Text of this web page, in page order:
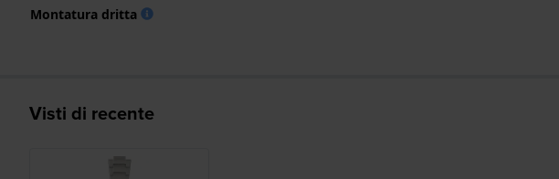
Montatura dritta
Visti di recente